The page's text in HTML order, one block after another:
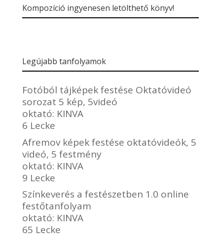
Kompozíció ingyenesen letölthető könyv!
Legújabb tanfolyamok
Fotóból tájképek festése Oktatóvideó
sorozat 5 kép, 5videó
oktató: KINVA
6 Lecke
Afremov képek festése oktatóvideók, 5
videó, 5 festmény
oktató: KINVA
9 Lecke
Színkeverés a festészetben 1.0 online
festőtanfolyam
oktató: KINVA
65 Lecke